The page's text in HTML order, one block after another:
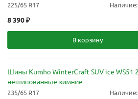
225/65 R17 Наличие:
8 390₽
В корзину
Шины Kumho WinterCraft SUV ice WS51
нешипованные зимние
235/65 R17 Наличие: